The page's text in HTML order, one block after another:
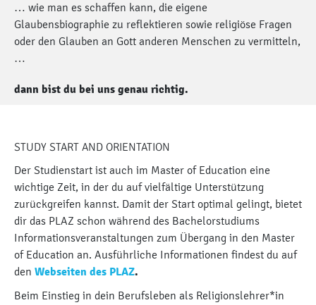
… wie man es schaffen kann, die eigene
Glaubensbiographie zu reflektieren sowie religiöse Fragen
oder den Glauben an Gott anderen Menschen zu vermitteln,
…
dann bist du bei uns genau richtig.
STUDY START AND ORIENTATION
Der Studienstart ist auch im Master of Education eine
wichtige Zeit, in der du auf vielfältige Unterstützung
zurückgreifen kannst. Damit der Start optimal gelingt, bietet
dir das PLAZ schon während des Bachelorstudiums
Informationsveranstaltungen zum Übergang in den Master
of Education an. Ausführliche Informationen findest du auf
den Webseiten des PLAZ.
Beim Einstieg in dein Berufsleben als Religionslehrer*in